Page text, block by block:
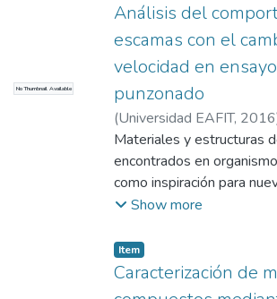
No Thumbnail Available
Análisis del
escamas con el
velocidad en
punzonado
(Universidad EAFIT, 2016
Santiago
Materiales y estructuras
encontrados en
como inspiración para
protección con resistencia
resistencia y tenacidad
encontradas en escamas
teleósteos que
Show more
Item
Caracterización de